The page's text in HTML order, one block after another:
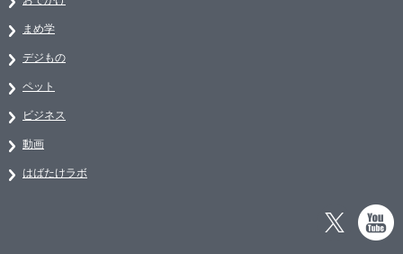
まめ学
デジもの
ペット
ビジネス
動画
はばたけラボ